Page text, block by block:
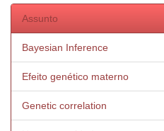
Assunto
Bayesian Inference
Efeito genético materno
Genetic correlation